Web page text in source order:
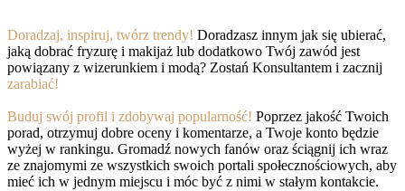
Doradzaj, inspiruj, twórz trendy! Doradzasz innym jak się ubierać,
jaką dobrać fryzurę i makijaż lub dodatkowo Twój zawód jest
powiązany z wizerunkiem i modą? Zostań Konsultantem i zacznij
zarabiać!
Buduj swój profil i zdobywaj popularność! Poprzez jakość Twoich
porad, otrzymuj dobre oceny i komentarze, a Twoje konto będzie
wyżej w rankingu. Gromadź nowych fanów oraz ściągnij ich wraz
ze znajomymi ze wszystkich swoich portali społecznościowych, aby
mieć ich w jednym miejscu i móc być z nimi w stałym kontakcie.